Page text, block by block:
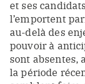
et ses
l’emportent
au-delà des
pouvoir à
sont absentes,
la période